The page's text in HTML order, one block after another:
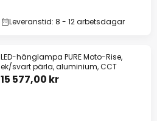
Leveranstid: 8 - 12 arbetsdagar
LED-hänglampa PURE Moto-Rise,
ek/svart pärla, aluminium, CCT
15 577,00 kr